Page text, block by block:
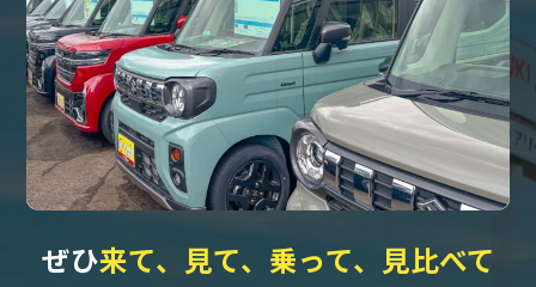
ぜひ来て、見て、乗って、見比べて